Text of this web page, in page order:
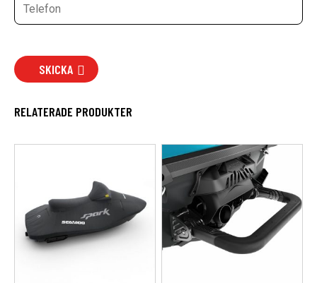
SKICKA
RELATERADE PRODUKTER